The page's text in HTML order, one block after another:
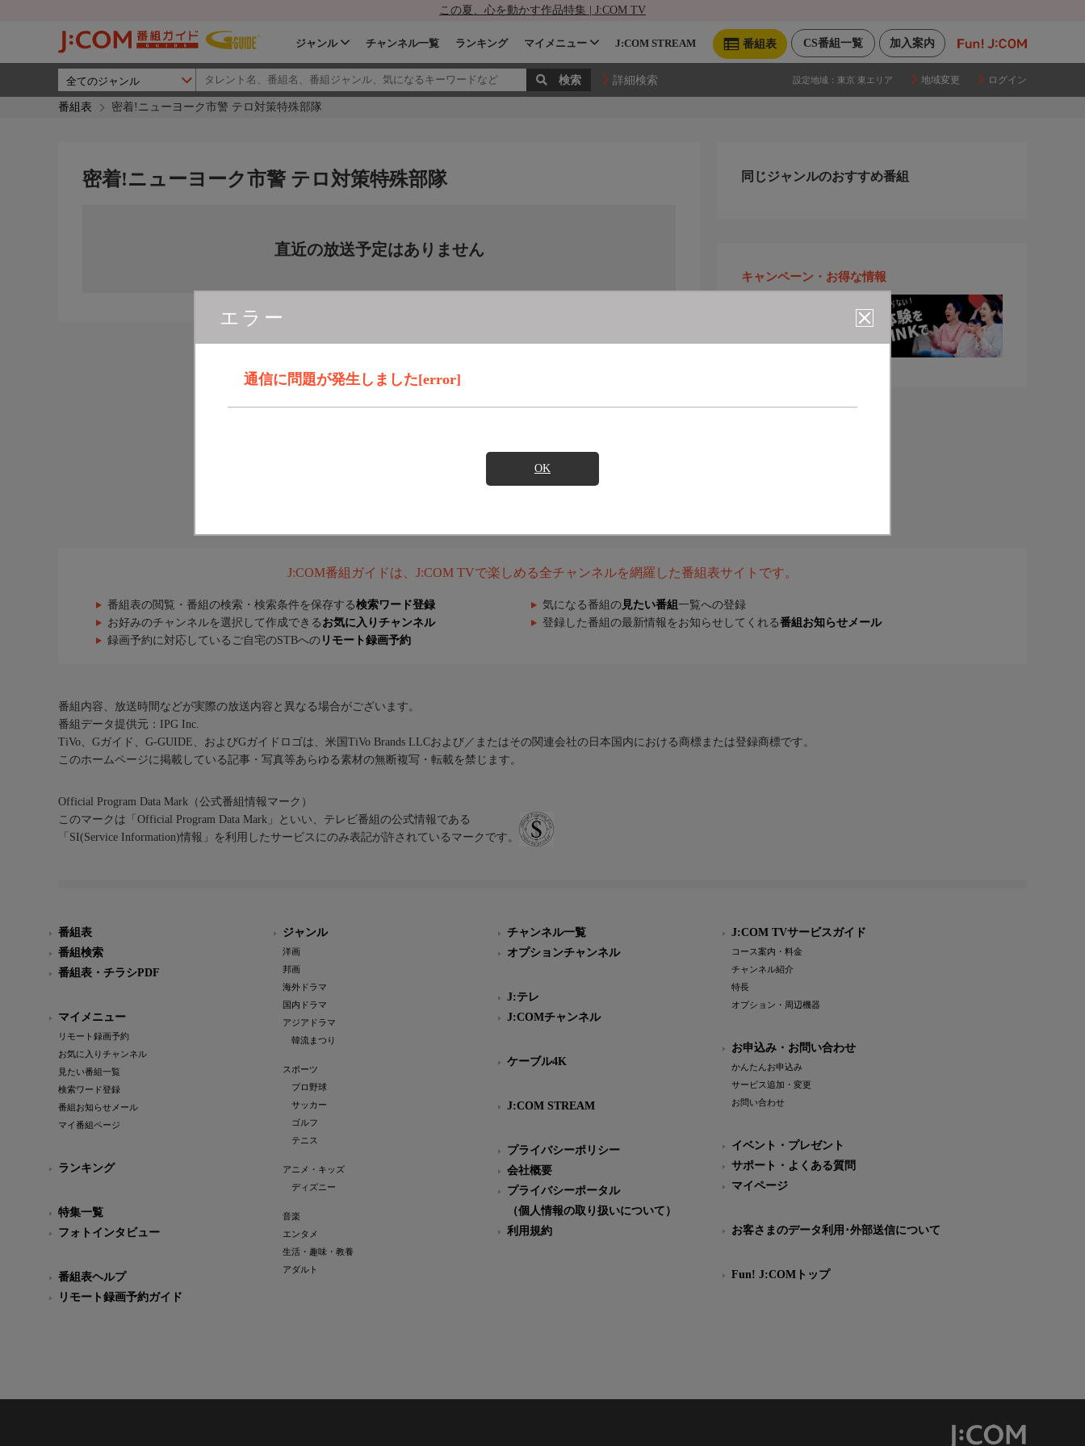
この夏、心を動かす作品特集 | J:COM TV
加入案内
CS番組一覧
番組表
ジャンル チャンネル一覧 ランキング マイメニュー J:COM STREAM
詳細検索 設定地域： 東京 東エリア 地域変更 ログイン
番組表 密着!ニューヨーク市警 テロ対策特殊部隊
エラー
通信に問題が発生しました[error]
OK
密着!ニューヨーク市警 テロ対策特殊部隊
直近の放送予定はありません
同じジャンルのおすすめ番組
キャンペーン・お得な情報
J:COM番組ガイドは、J:COM TVで楽しめる全チャンネルを網羅した番組表サイトです。
番組表の閲覧・番組の検索・検索条件を保存する検索ワード登録 気になる番組の 見たい番組 一覧への登録
お好みのチャンネルを選択して作成できる お気に入りチャンネル 登録した番組の最新情報をお知らせしてくれる番組お知らせメール
録画予約に対応しているご自宅のSTBへの リモート録画予約
番組内容、放送時間などが実際の放送内容と異なる場合がございます。
番組データ提供元：IPG Inc.
TiVo、Gガイド、G-GUIDE、およびGガイドロゴは、米国TiVo Brands LLCおよび／またはその関連会社の日本国内における商標または登録商標です。
このホームページに掲載している記事・写真等あらゆる素材の無断複写・転載を禁じます。
Official Program Data Mark（公式番組情報マーク）
このマークは「Official Program Data Mark」といい、テレビ番組の公式情報である
「SI(Service Information)情報」を利用したサービスにのみ表記が許されているマークです。
番組表
番組検索
番組表・チラシPDF
マイメニュー
リモート録画予約
お気に入りチャンネル
見たい番組一覧
検索ワード登録
番組お知らせメール
マイ番組ページ
ランキング
特集一覧
フォトインタビュー
番組表ヘルプ
リモート録画予約ガイド
ジャンル
洋画
邦画
海外ドラマ
国内ドラマ
アジアドラマ
韓流まつり
スポーツ
プロ野球
サッカー
ゴルフ
テニス
アニメ・キッズ
ディズニー
音楽
エンタメ
生活・趣味・教養
アダルト
チャンネル一覧
オプションチャンネル
J:テレ
J:COMチャンネル
ケーブル4K
J:COM STREAM
プライバシーポリシー
会社概要
プライバシーポータル
（個人情報の取り扱いについて）
利用規約
J:COM TVサービスガイド
コース案内・料金
チャンネル紹介
特長
オプション・周辺機器
お申込み・お問い合わせ
かんたんお申込み
サービス追加・変更
お問い合わせ
イベント・プレゼント
サポート・よくある質問
マイページ
お客さまのデータ利用･外部送信について
Fun! J:COMトップ